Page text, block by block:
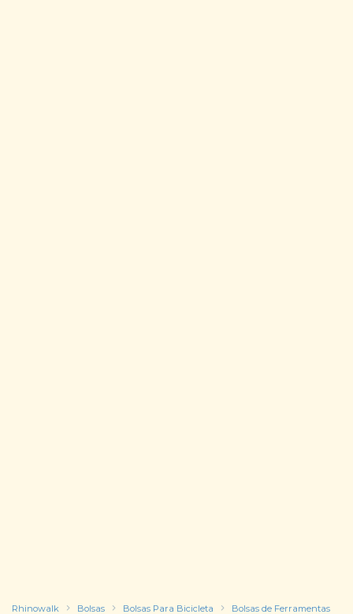
Rhinowalk Bolsas Bolsas Para Bicicleta Bolsas de Ferramentas